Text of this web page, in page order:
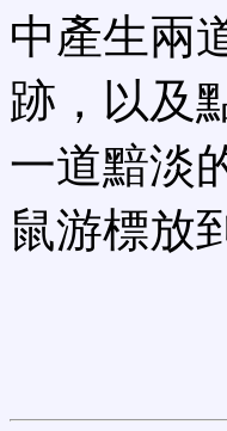
中產生兩
跡，以及
一道黯淡
鼠游標放